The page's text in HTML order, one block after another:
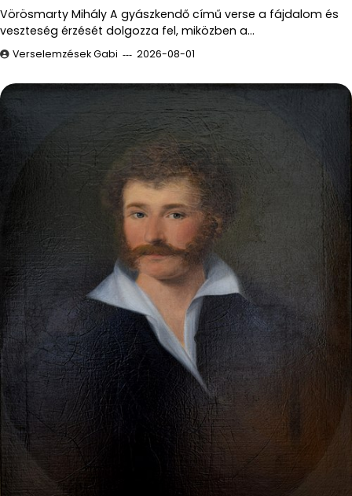
Vörösmarty Mihály A gyászkendő című verse a fájdalom és
veszteség érzését dolgozza fel, miközben a…
Verselemzések Gabi 2026-08-01